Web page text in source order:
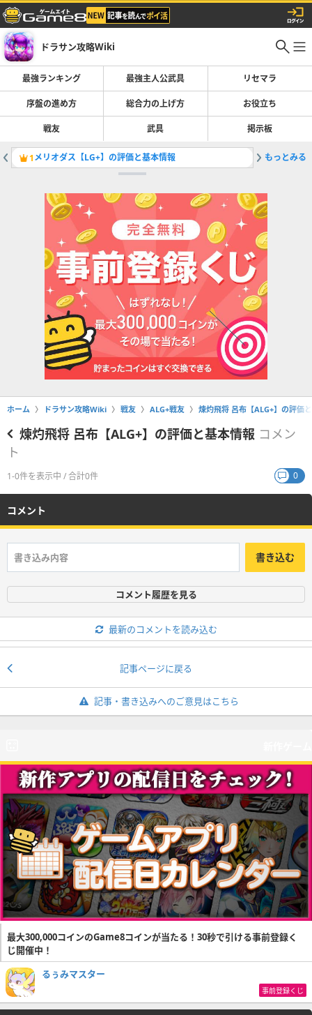
ドラサン攻略Wiki
最強ランキング 最強主人公武具 リセマラ
序盤の進め方 総合力の上げ方 お役立ち
戦友 武具 掲示板
1メリオダス【LG+】の評価と基本情報 もっとみる
ホーム ドラサン攻略Wiki 戦友 ALG+戦友 煉灼飛将 呂布【ALG+】の評価
煉灼飛将 呂布【ALG+】の評価と基本情報 コメン
ト
1-0件を表示中 / 合計0件 0
コメント
書き込む
コメント履歴を見る
最新のコメントを読み込む
記事ページに戻る
記事・書き込みへのご意見はこちら
最大300,000コインのGame8コインが当たる！30秒で引ける事前登録く
じ開催中！
るぅみマスター
事前登録くじ